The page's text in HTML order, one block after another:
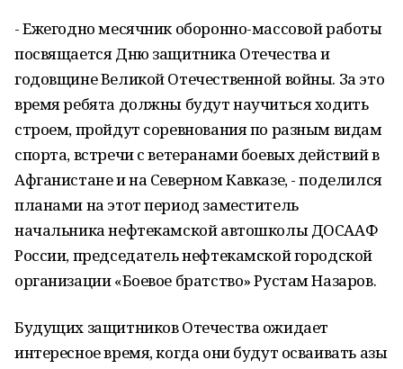
- Ежегодно месячник оборонно-массовой работы
посвящается Дню защитника Отечества и
годовщине Великой Отечественной войны. За это
время ребята должны будут научиться ходить
строем, пройдут соревнования по разным видам
спорта, встречи с ветеранами боевых действий в
Афганистане и на Северном Кавказе, - поделился
планами на этот период заместитель
начальника нефтекамской автошколы ДОСААФ
России, председатель нефтекамской городской
организации «Боевое братство» Рустам Назаров.
Будущих защитников Отечества ожидает
интересное время, когда они будут осваивать азы